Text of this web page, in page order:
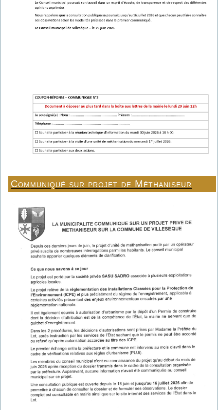
Communiqué sur projet de Méthaniseur